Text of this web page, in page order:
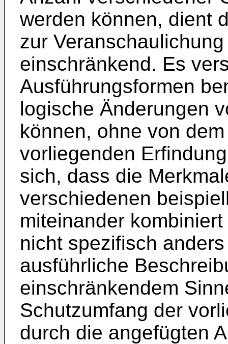
werden können, dient
zur
einschränkend. Es
Ausführungsformen
logische Änderungen
können, ohne von
vorliegenden
sich, dass die
verschiedenen
miteinander
nicht spezifisch
ausführliche
einschränkendem
Schutzumfang der
durch die angefügten